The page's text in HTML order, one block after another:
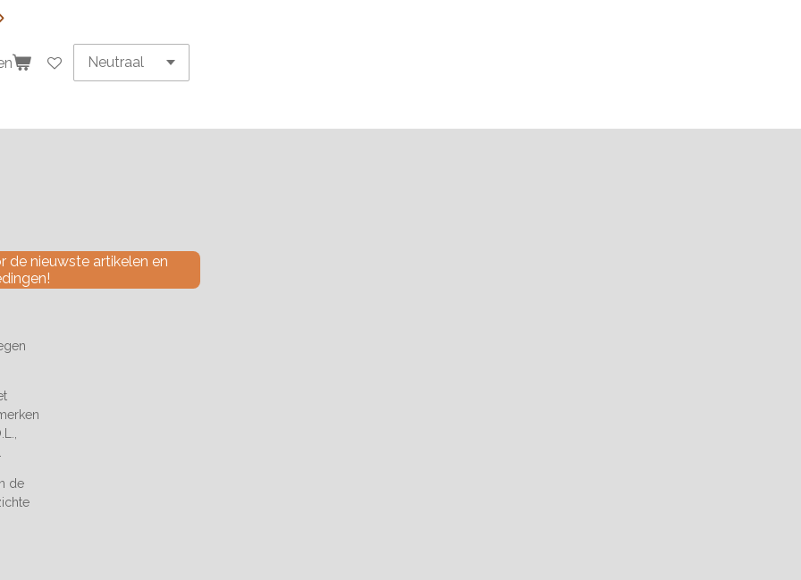
de nieuwste artikelen en
de